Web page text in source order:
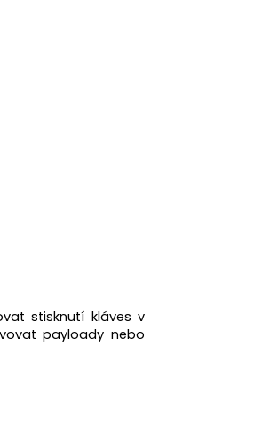
stisknutí kláves v
payloady nebo